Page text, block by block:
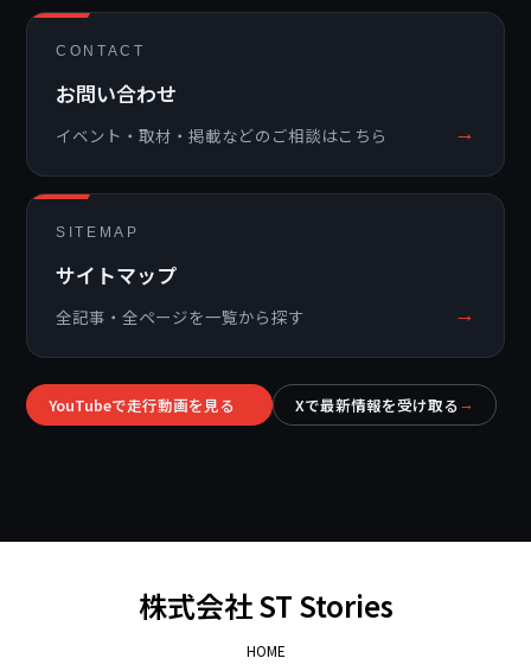
CONTACT
お問い合わせ
イベント・取材・掲載などのご相談はこちら →
SITEMAP
サイトマップ
全記事・全ページを一覧から探す →
YouTubeで走行動画を見る Xで最新情報を受け取る →
株式会社 ST Stories
HOME